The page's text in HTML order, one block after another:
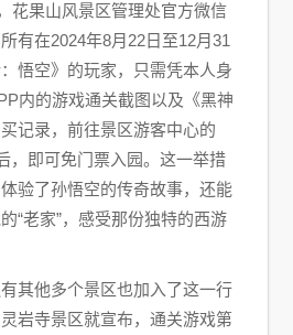
花果山风景区管理处官方微信
有在2024年8月22日至12月31
悟空》的玩家，只需凭本人身
内的游戏通关截图以及《黑神
记录，前往景区游客中心的
，即可免门票入园。这一举措
验了孙悟空的传奇故事，还能
“老家”，感受那份独特的西游
其他多个景区也加入了这一行
岩寺景区就宣布，通关游戏第